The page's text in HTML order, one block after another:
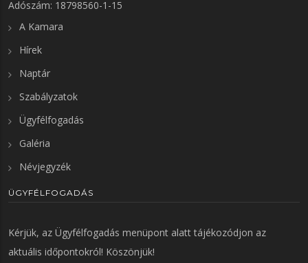
Adószám: 18798560-1-15
A Kamara
Hírek
Naptár
Szabályzatok
Ügyfélfogadás
Galéria
Névjegyzék
ÜGYFÉLFOGADÁS
Kérjük, az Ügyfélfogadás menüpont alatt tájékozódjon az
aktuális időpontokról! Köszönjük!